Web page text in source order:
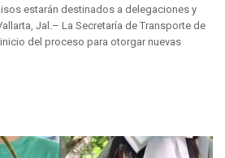
Y Narcobloqueos Son Por Operativo En
Causan Pánico Y Tensión En Puerto
Penal-Oral Sigue Rezagada A 10 Años De La
Máquinas… Así Las Obras Inconclusas En El
Unidos Detecta Red Ilícita De Tiempos
8 Personas De Bahía De Banderas En Operativo
estarán destinados a delegaciones y
Jal.– La Secretaría de Transporte de
del proceso para otorgar nuevas